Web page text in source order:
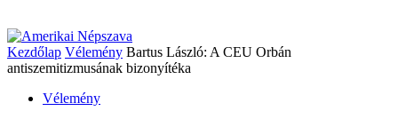
Kezdőlap Vélemény Bartus László: A CEU Orbán
antiszemitizmusának bizonyítéka
Vélemény